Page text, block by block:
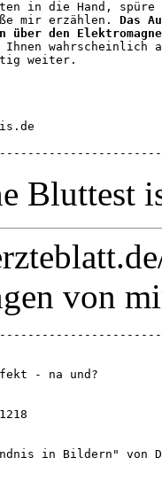
in die Hand,
mir erzählen. Das
über den
Ihnen
weiter.
Bluttest
von
- na und?
in Bildern" von